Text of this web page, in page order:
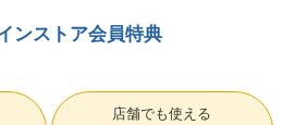
ンストア会員特典
店舗でも使える